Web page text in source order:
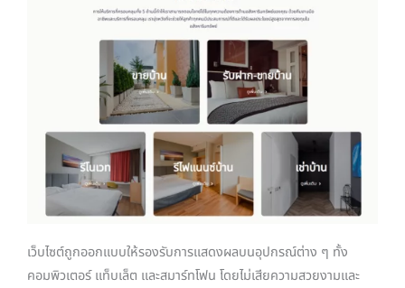
เว็บไซต์ถูกออกแบบให้รองรับการแสดงผลบนอุปกรณ์ต่าง ๆ ทั้ง
คอมพิวเตอร์ แท็บเล็ต และสมาร์ทโฟน โดยไม่เสียความสวยงามและ